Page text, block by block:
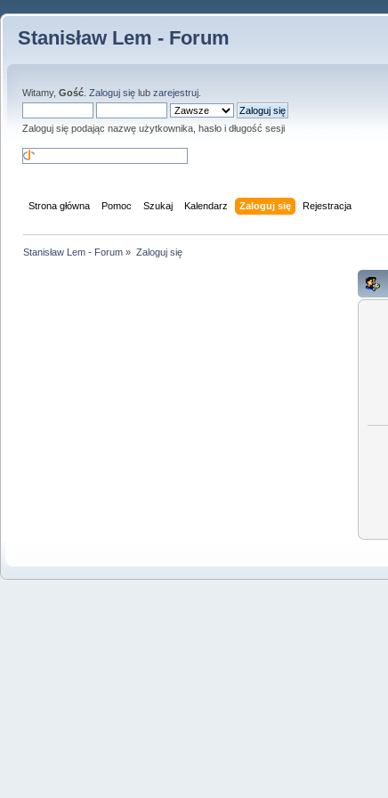
Stanisław Lem - Forum
Witamy, Gość Zaloguj się lub zarejestruj
Zaloguj się podając nazwę użytkownika, hasło i długość sesji
Strona główna Pomoc Szukaj Kalendarz Zaloguj się Rejestracja
Stanisław Lem - Forum » Zaloguj się